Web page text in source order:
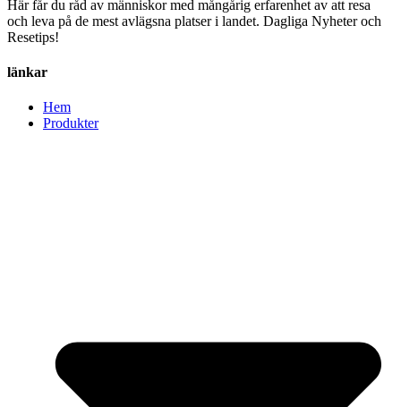
Här får du råd av människor med mångårig erfarenhet av att resa
och leva på de mest avlägsna platser i landet. Dagliga Nyheter och
Resetips!
länkar
Hem
Produkter